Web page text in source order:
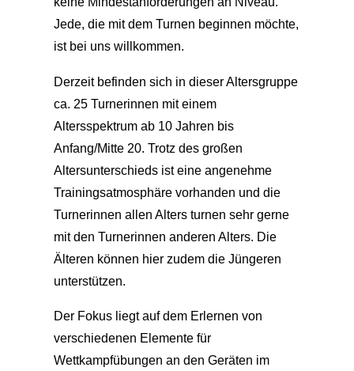
Jede, die mit dem Turnen beginnen möchte,
ist bei uns willkommen.
Derzeit befinden sich in dieser Altersgruppe
ca. 25 Turnerinnen mit einem
Altersspektrum ab 10 Jahren bis
Anfang/Mitte 20. Trotz des großen
Altersunterschieds ist eine angenehme
Trainingsatmosphäre vorhanden und die
Turnerinnen allen Alters turnen sehr gerne
mit den Turnerinnen anderen Alters. Die
Älteren können hier zudem die Jüngeren
unterstützen.
Der Fokus liegt auf dem Erlernen von
verschiedenen Elemente für
Wettkampfübungen an den Geräten im